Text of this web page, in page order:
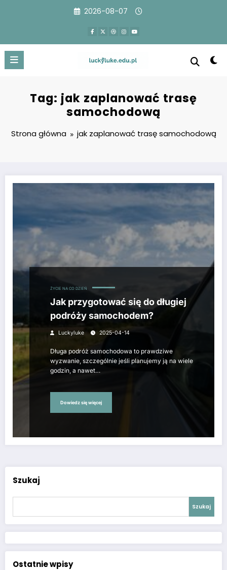
2026-08-07
Tag: jak zaplanować trasę
samochodową
Strona główna jak zaplanować trasę samochodową
ŻYCIE NA CO DZIEŃ
Jak przygotować się do długiej
podróży samochodem?
Luckyluke 2025-04-14
Długa podróż samochodowa to prawdziwe
wyzwanie, szczególnie jeśli planujemy ją na wiele
godzin, a nawet…
Dowiedz się więcej
Szukaj
Szukaj
Ostatnie wpisy